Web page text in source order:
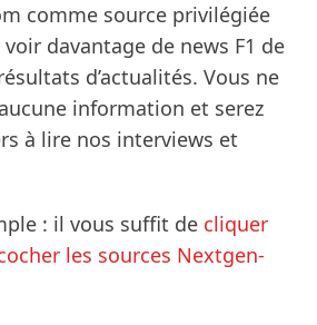
comme source privilégiée
davantage de news F1 de
d’actualités. Vous ne
information et serez
à lire nos interviews et
: il vous suffit de cliquer
les sources Nextgen-